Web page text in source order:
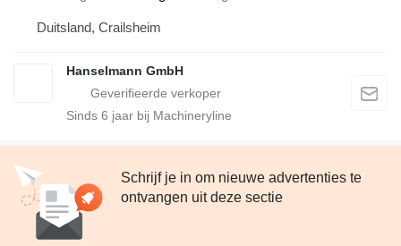
Duitsland, Crailsheim
Hanselmann GmbH
Sinds 6 jaar bij Machineryline
Schrijf je in om nieuwe advertenties te
ontvangen uit deze sectie